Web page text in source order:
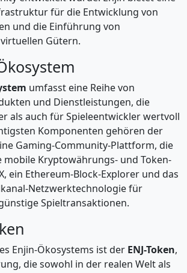
für die Entwicklung von
und die Einführung von
Gütern.
umfasst eine Reihe von
und Dienstleistungen, die
als auch für Spieleentwickler wertvoll
Komponenten gehören der
Gaming-Community-Plattform, die
mobile Kryptowährungs- und Token-
ein Ethereum-Block-Explorer und das
Netzwerktechnologie für
Spieltransaktionen.
Enjin-Ökosystems ist der ENJ-Token,
die sowohl in der realen Welt als